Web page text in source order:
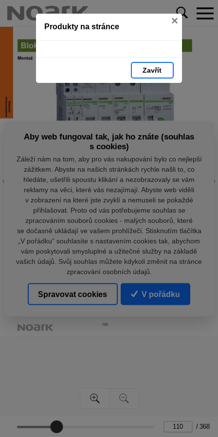
Produkty na stránce ×
Zavřít
/ 368
Aby web fungoval tak, jak ho znáte (souhlas
s cookies)
Záleží nám na tom, aby pro vás nakupování bylo co nejlepší
zážitkem. Abyste na našich stránkách rychle našli to, co
hledáte, ušetřili spoustu klikání a nezobrazovaly se vám
reklamy na věci, které vás nezajímají. Abyste web viděli
v zobrazení na které jste zvyklí a nemuseli se pokaždé
přihlašovat. Proto od vás potřebujeme souhlas se
zpracováním souborů cookies - malých souborů, které
se dočasně ukládají ve vašem prohlížeči. Stisknutím tlačítka
„V pořádku“ souhlasíte s nastavením cookies tak, abychom
vám poskytovali smysluplné a užitečné služby na základě
vašich údajů. Svůj souhlas můžete kdykoli změnit na stránce
zpracování osobních údajů.
Spravovat cookies V pořádku